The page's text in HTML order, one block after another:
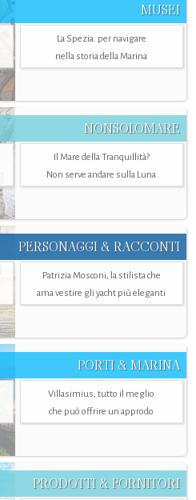
MUSEI
La Spezia. per navigare
nella storia della Marina
NONSOLOMARE
Il Mare della Tranquillità?
Non serve andare sulla Luna
PERSONAGGI & RACCONTI
Patrizia Mosconi, la stilista che
ama vestire gli yacht più eleganti
PORTI & MARINA
Villasimius, tutto il meglio
che può offrire un approdo
PRODOTTI & FORNITORI